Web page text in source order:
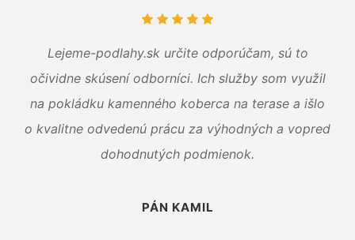
Lejeme-podlahy.sk určite odporúčam, sú to
očividne skúsení odborníci. Ich služby som využil
na pokládku kamenného koberca na terase a išlo
o kvalitne odvedenú prácu za výhodných a vopred
dohodnutých podmienok.
PÁN KAMIL